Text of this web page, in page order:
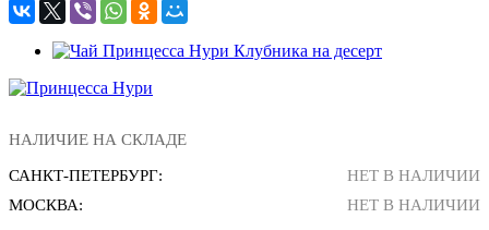
НАЛИЧИЕ НА СКЛАДЕ
САНКТ-ПЕТЕРБУРГ:
НЕТ В НАЛИЧИИ
МОСКВА:
НЕТ В НАЛИЧИИ